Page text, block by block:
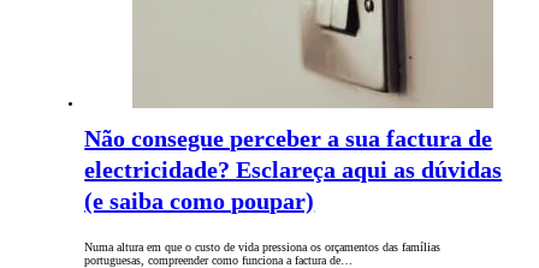
Não consegue perceber a sua factura de
electricidade? Esclareça aqui as dúvidas
(e saiba como poupar)
Numa altura em que o custo de vida pressiona os orçamentos das famílias
portuguesas, compreender como funciona a factura de…